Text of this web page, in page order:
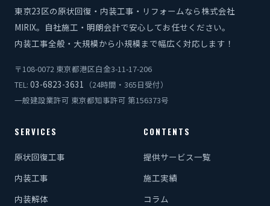
東京23区の原状回復・内装工事・リフォームなら株式会社
MIRIX。自社施工・明朗会計で安心してお任せください。
内装工事全般・大規模から小規模まで幅広く対応します！
〒108-0072 東京都港区白金3-11-17-206
TEL: 03-6823-3631 （24時間・365日受付）
一般建設業許可 東京都知事許可 第156373号
SERVICES
原状回復工事
内装工事
内装解体
CONTENTS
提供サービス一覧
施工実績
コラム